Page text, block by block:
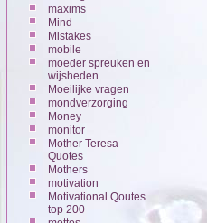
maxims
Mind
Mistakes
mobile
moeder spreuken en
wijsheden
Moeilijke vragen
mondverzorging
Money
monitor
Mother Teresa
Quotes
Mothers
motivation
Motivational Qoutes
top 200